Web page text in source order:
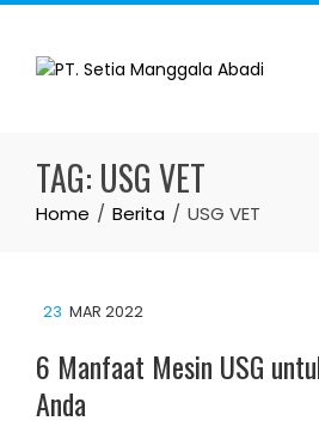
Skip
content
TAG: USG VET
Home Berita USG VET
23 MAR 2022
6 Manfaat Mesin USG
Anda